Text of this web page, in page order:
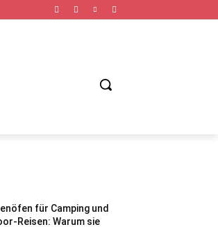
für Camping und
Reisen: Warum sie